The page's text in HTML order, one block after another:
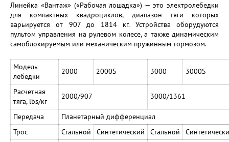
Линейка «Вантаж» («Рабочая лошадка») — это электролебедки
для компактных квадроциклов, диапазон тяги которых
варьируется от 907 до 1814 кг. Устройства оборудуются
пультом управления на рулевом колесе, а также динамическим
самоблокируемым или механическим пружинным тормозом.
Модель
лебедки
2000 2000S 3000 3000S
Расчетная
тяга, lbs/кг
2000/907 3000/1361
Передача
Планетарный дифференциал
Трос
Стальной Синтетический Стальной